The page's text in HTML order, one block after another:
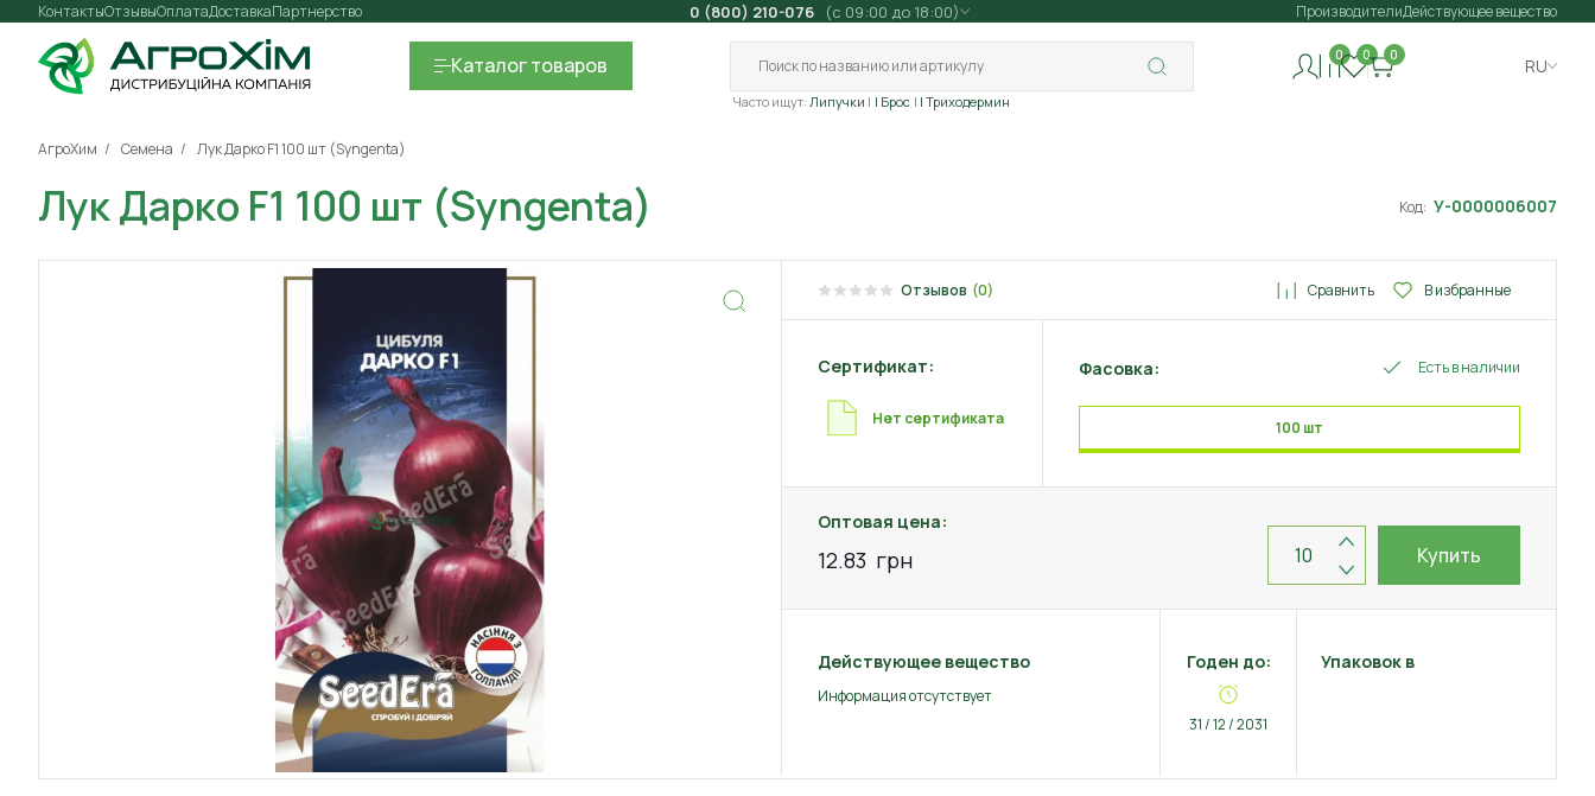
Контакты Оплата
Отзывы ДоставкаПартнерство 0 (800) 210-076 (с 09:00 до 18:00) ПроизводителиДействующее вещество
Каталогтоваров
Часто ищут: Липучки | Брос | Триходермин
0 0 0
RU
АгроХим Семена Лук Дарко F1 100 шт (Syngenta)
Лук Дарко F1 100 шт (Syngenta) Код: У-0000006007
Отзывов (0) Сравнить В избранные
Сертификат:
Нет сертификата
Фасовка: Есть в наличии
100 шт
Оптовая цена:
12.83 грн Купить
Действующее вещество
Информация отсутствует
Годен до:
31 / 12 / 2031
Упаковок в